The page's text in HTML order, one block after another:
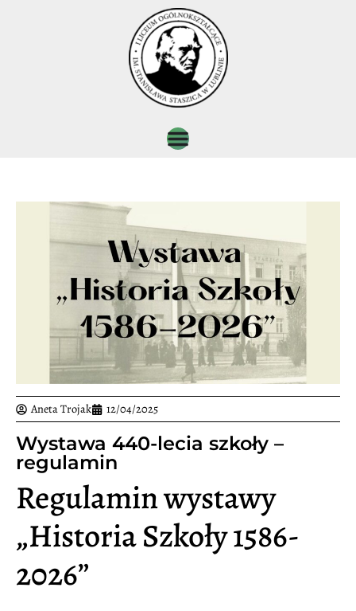
Aneta Trojak 12/04/2025
Wystawa 440-lecia szkoły –
regulamin
Regulamin wystawy
„Historia Szkoły 1586-
2026”